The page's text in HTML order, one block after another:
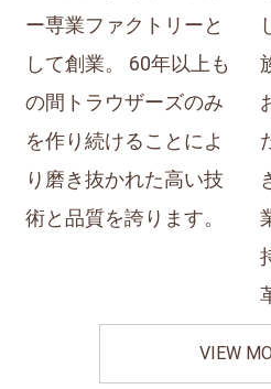
ー専業ファクトリーと
して創業。 60年以上も
の間トラウザーズのみ
を作り続けることによ
り磨き抜かれた高い技
術と品質を誇ります。
VIEW